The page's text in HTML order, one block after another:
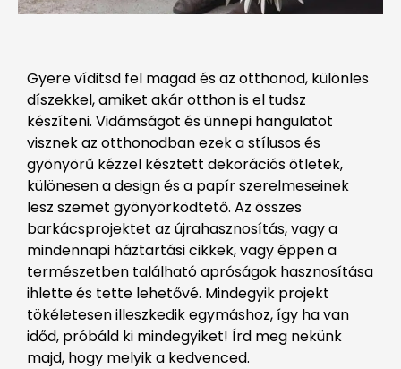
Gyere víditsd fel magad és az otthonod, különles
díszekkel, amiket akár otthon is el tudsz
készíteni. Vidámságot és ünnepi hangulatot
visznek az otthonodban ezek a stílusos és
gyönyörű kézzel késztett dekorációs ötletek,
különesen a design és a papír szerelmeseinek
lesz szemet gyönyörködtető. Az összes
barkácsprojektet az újrahasznosítás, vagy a
mindennapi háztartási cikkek, vagy éppen a
természetben található apróságok hasznosítása
ihlette és tette lehetővé. Mindegyik projekt
tökéletesen illeszkedik egymáshoz, így ha van
időd, próbáld ki mindegyiket! Írd meg nekünk
majd, hogy melyik a kedvenced.